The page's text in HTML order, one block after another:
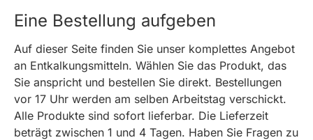
Eine Bestellung aufgeben
Auf dieser Seite finden Sie unser komplettes Angebot
an Entkalkungsmitteln. Wählen Sie das Produkt, das
Sie anspricht und bestellen Sie direkt. Bestellungen
vor 17 Uhr werden am selben Arbeitstag verschickt.
Alle Produkte sind sofort lieferbar. Die Lieferzeit
beträgt zwischen 1 und 4 Tagen. Haben Sie Fragen zu